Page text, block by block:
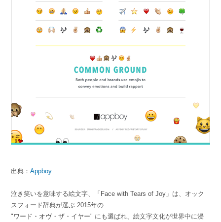
出典：Appboy
泣き笑いを意味する絵文字、「Face with Tears of Joy」は、オック
スフォード辞典が選ぶ 2015年の
"ワード・オヴ・ザ・イヤー" にも選ばれ、絵文字文化が世界中に浸